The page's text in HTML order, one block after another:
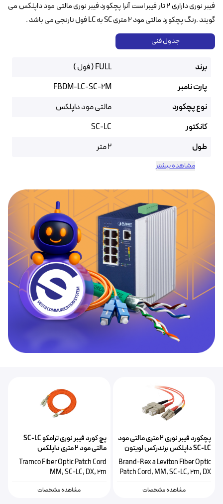
فیبر نوری داراری ۲ تار فیبر است آنرا پچکورد فیبر نوری مالتی مود داپلکس می
گویند .رنگ پچکورد مالتی مود ۲ متری SC به LC فول نارنجی می باشد .
جدول فنی
برند
FULL ( فول )
پارت نامبر
FBDM-LC-SC-2M
نوع پچکورد
مالتی مود داپلکس
کانکتور
SC-LC
طول
2 متر
مشاهده بیشتر
پچکورد فیبر نوری ۲ متری مالتی مود
SC-LC داپلکس برندرکس لویتون
HOPLC050020SC293
Brand-Rex a Leviton Fiber Optic
Patch Cord, MM, SC-LC, 2m, DX
مشاهده مشخصات
پچ کورد فیبر نوری ترامکو SC-LC
مالتی مود ۲ متری داپلکس
Tramco Fiber Optic Patch Cord
MM, SC-LC, DX, 2m
مشاهده مشخصات